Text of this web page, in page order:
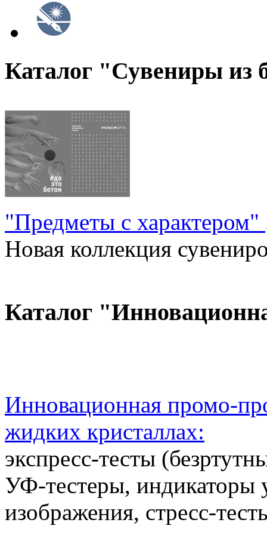
Каталог "Сувениры из
"Предметы с характером"
Новая коллекция
Каталог
Инновационная промо-
жидких кристаллах:
экспресс-тесты
УФ-тестеры, индикаторы
изображения, стресс-